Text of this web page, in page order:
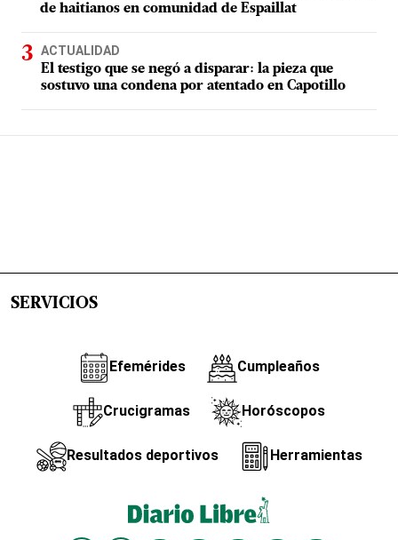
de haitianos en comunidad de Espaillat
ACTUALIDAD
El testigo que se negó a disparar: la pieza que
sostuvo una condena por atentado en Capotillo
SERVICIOS
Efemérides Cumpleaños
Crucigramas Horóscopos
Resultados deportivos Herramientas